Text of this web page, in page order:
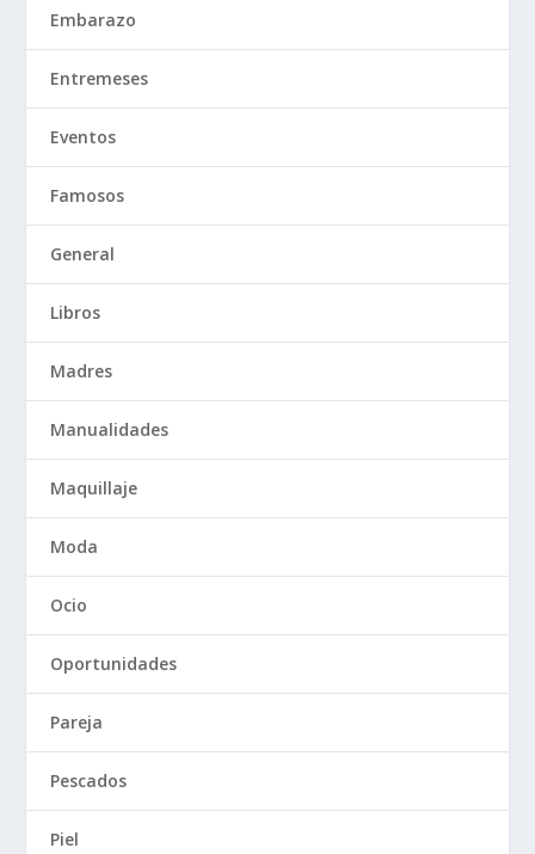
Embarazo
Entremeses
Eventos
Famosos
General
Libros
Madres
Manualidades
Maquillaje
Moda
Ocio
Oportunidades
Pareja
Pescados
Piel